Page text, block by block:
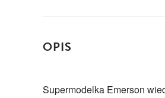
OPIS
Supermodelka Emerson